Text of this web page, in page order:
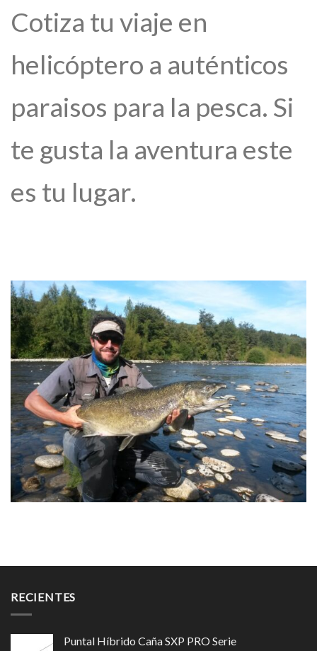
Cotiza tu viaje en
helicóptero a auténticos
paraisos para la pesca. Si
te gusta la aventura este
es tu lugar.
RECIENTES
Puntal Híbrido Caña SXP PRO Serie